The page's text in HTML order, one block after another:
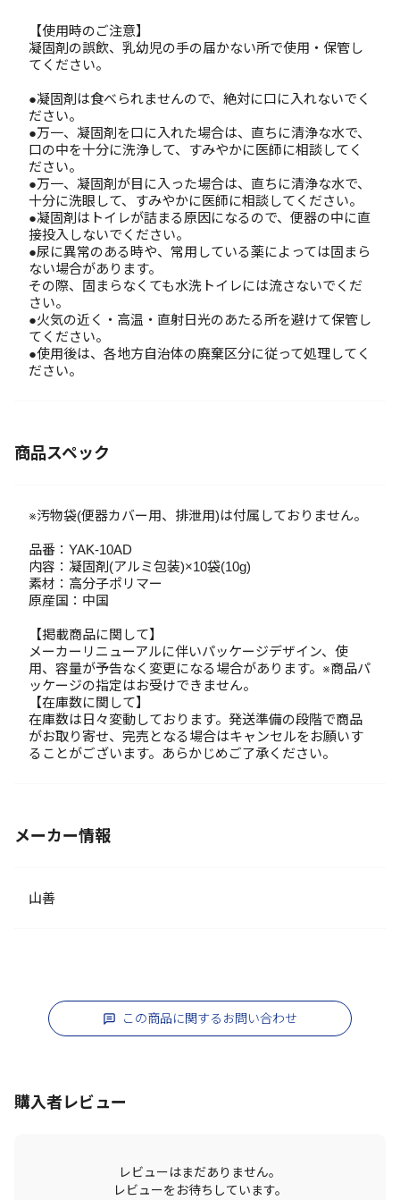
【使用時のご注意】
凝固剤の誤飲、乳幼児の手の届かない所で使用・保管し
てください。
●凝固剤は食べられませんので、絶対に口に入れないでく
ださい。
●万一、凝固剤を口に入れた場合は、直ちに清浄な水で、
口の中を十分に洗浄して、すみやかに医師に相談してく
ださい。
●万一、凝固剤が目に入った場合は、直ちに清浄な水で、
十分に洗眼して、すみやかに医師に相談してください。
●凝固剤はトイレが詰まる原因になるので、便器の中に直
接投入しないでください。
●尿に異常のある時や、常用している薬によっては固まら
ない場合があります。
その際、固まらなくても水洗トイレには流さないでくだ
さい。
●火気の近く・高温・直射日光のあたる所を避けて保管し
てください。
●使用後は、各地方自治体の廃棄区分に従って処理してく
ださい。
商品スペック
※汚物袋(便器カバー用、排泄用)は付属しておりません。
品番：YAK-10AD
内容：凝固剤(アルミ包装)×10袋(10g)
素材：高分子ポリマー
原産国：中国
【掲載商品に関して】
メーカーリニューアルに伴いパッケージデザイン、使
用、容量が予告なく変更になる場合があります。※商品パ
ッケージの指定はお受けできません。
【在庫数に関して】
在庫数は日々変動しております。発送準備の段階で商品
がお取り寄せ、完売となる場合はキャンセルをお願いす
ることがございます。あらかじめご了承ください。
メーカー情報
山善
この商品に関するお問い合わせ
購入者レビュー
レビューはまだありません。
レビューをお待ちしています。